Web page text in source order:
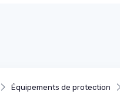
Équipements de protection